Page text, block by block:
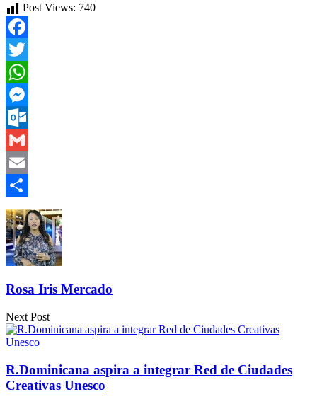
Post Views: 740
Facebook
Twitter
WhatsApp
Messenger
Outlook.com
Gmail
Email
Compartir
Rosa Iris Mercado
Next Post
R.Dominicana aspira a integrar Red de Ciudades
Creativas Unesco